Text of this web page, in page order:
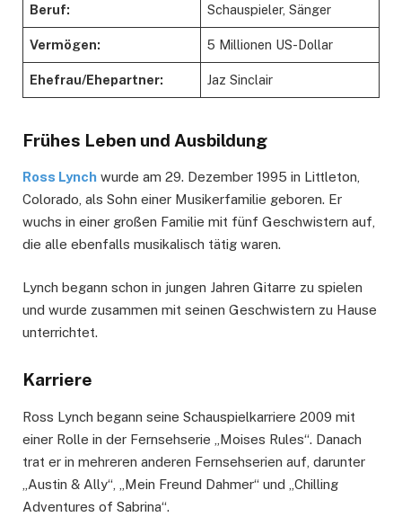
Beruf: Schauspieler, Sänger
Vermögen: 5 Millionen US-Dollar
Ehefrau/Ehepartner: Jaz Sinclair
Frühes Leben und Ausbildung
Ross Lynch wurde am 29. Dezember 1995 in Littleton,
Colorado, als Sohn einer Musikerfamilie geboren. Er
wuchs in einer großen Familie mit fünf Geschwistern auf,
die alle ebenfalls musikalisch tätig waren.
Lynch begann schon in jungen Jahren Gitarre zu spielen
und wurde zusammen mit seinen Geschwistern zu Hause
unterrichtet.
Karriere
Ross Lynch begann seine Schauspielkarriere 2009 mit
einer Rolle in der Fernsehserie „Moises Rules“. Danach
trat er in mehreren anderen Fernsehserien auf, darunter
„Austin & Ally“, „Mein Freund Dahmer“ und „Chilling
Adventures of Sabrina“.